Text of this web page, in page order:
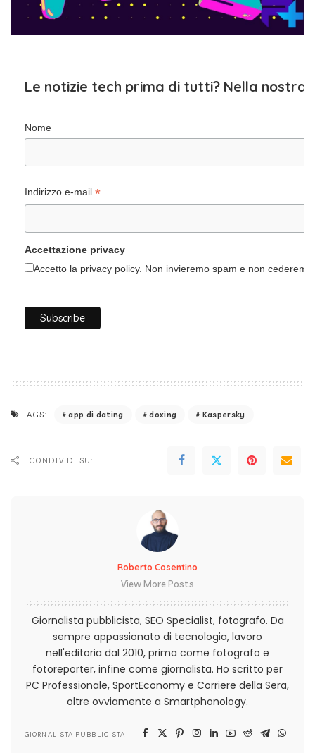
Le notizie tech prima di tutti? Nella nostra
Nome
Indirizzo e-mail *
Accettazione privacy
Accetto la privacy policy. Non invieremo spam e non
TAGS: app di dating doxing Kaspersky
CONDIVIDI SU:
Roberto Cosentino
View More Posts
Giornalista pubblicista, SEO Specialist, fotografo. Da
sempre appassionato di tecnologia, lavoro
nell'editoria dal 2010, prima come fotografo e
fotoreporter, infine come giornalista. Ho scritto per
PC Professionale, SportEconomy e Corriere della Sera,
oltre ovviamente a Smartphonology.
GIORNALISTA PUBBLICISTA